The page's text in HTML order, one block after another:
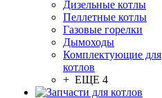
Дизельные котлы
Пеллетные котлы
Газовые горелки
Дымоходы
Комплектующие для
котлов
+ ЕЩЕ 4